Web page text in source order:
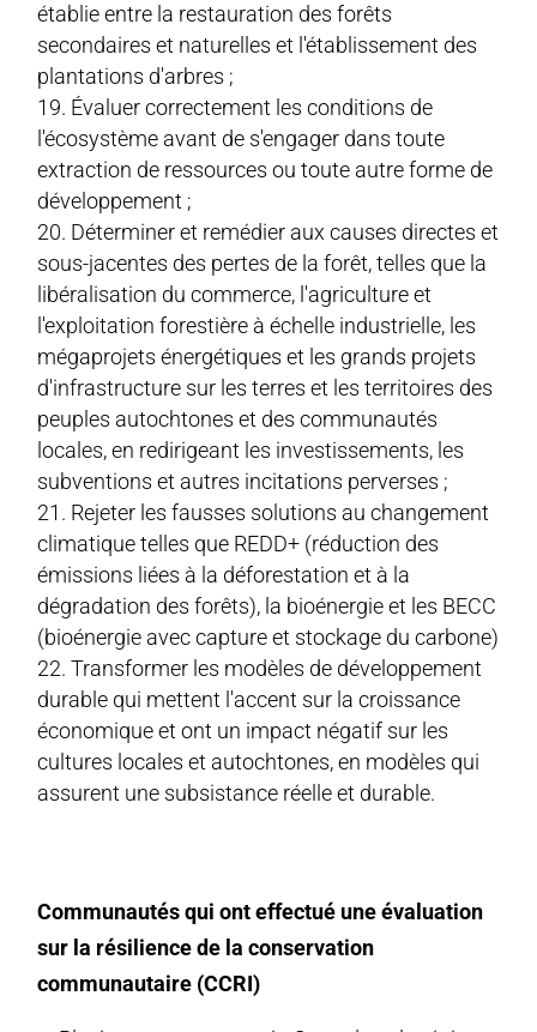
établie entre la restauration des forêts
secondaires et naturelles et l'établissement des
plantations d'arbres ;
Évaluer correctement les conditions de
l'écosystème avant de s'engager dans toute
extraction de ressources ou toute autre forme de
développement ;
Déterminer et remédier aux causes directes et
sous-jacentes des pertes de la forêt, telles que la
libéralisation du commerce, l'agriculture et
l'exploitation forestière à échelle industrielle, les
mégaprojets énergétiques et les grands projets
d'infrastructure sur les terres et les territoires des
peuples autochtones et des communautés
locales, en redirigeant les investissements, les
subventions et autres incitations perverses ;
Rejeter les fausses solutions au changement
climatique telles que REDD+ (réduction des
émissions liées à la déforestation et à la
dégradation des forêts), la bioénergie et les BECC
(bioénergie avec capture et stockage du carbone)
Transformer les modèles de développement
durable qui mettent l'accent sur la croissance
économique et ont un impact négatif sur les
cultures locales et autochtones, en modèles qui
assurent une subsistance réelle et durable.
Communautés qui ont effectué une évaluation
sur la résilience de la conservation
communautaire (CCRI)